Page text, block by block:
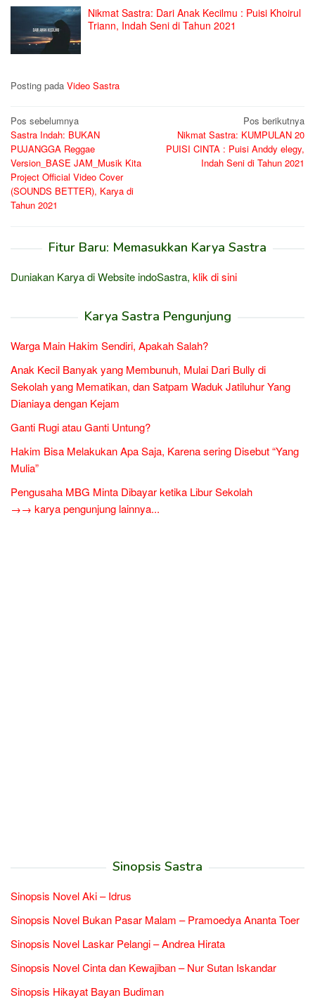
Nikmat Sastra: Dari Anak Kecilmu : Puisi Khoirul
Triann, Indah Seni di Tahun 2021
Posting pada Video Sastra
Navigasi
pos
Pos sebelumnya
Sastra Indah: BUKAN
PUJANGGA Reggae
Version_BASE JAM_Musik Kita
Project Official Video Cover
(SOUNDS BETTER), Karya di
Tahun 2021
Pos berikutnya
Nikmat Sastra: KUMPULAN 20
PUISI CINTA : Puisi Anddy elegy,
Indah Seni di Tahun 2021
Fitur Baru: Memasukkan Karya Sastra
Duniakan Karya di Website indoSastra, klik di sini
Karya Sastra Pengunjung
Warga Main Hakim Sendiri, Apakah Salah?
Anak Kecil Banyak yang Membunuh, Mulai Dari Bully di
Sekolah yang Mematikan, dan Satpam Waduk Jatiluhur Yang
Dianiaya dengan Kejam
Ganti Rugi atau Ganti Untung?
Hakim Bisa Melakukan Apa Saja, Karena sering Disebut “Yang
Mulia”
Pengusaha MBG Minta Dibayar ketika Libur Sekolah
→→ karya pengunjung lainnya...
Sinopsis Sastra
Sinopsis Novel Aki – Idrus
Sinopsis Novel Bukan Pasar Malam – Pramoedya Ananta Toer
Sinopsis Novel Laskar Pelangi – Andrea Hirata
Sinopsis Novel Cinta dan Kewajiban – Nur Sutan Iskandar
Sinopsis Hikayat Bayan Budiman